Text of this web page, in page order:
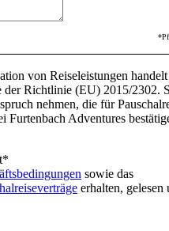
von Reiseleistungen handelt
der Richtlinie (EU) 2015/2302.
nehmen, die für
Furtenbach Adventures
*
sowie das
erhalten, gelesen